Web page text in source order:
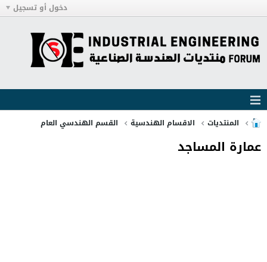
دخول أو تسجيل
المنتديات الاقسام الهندسية القسم الهندسي العام
عمارة المساجد